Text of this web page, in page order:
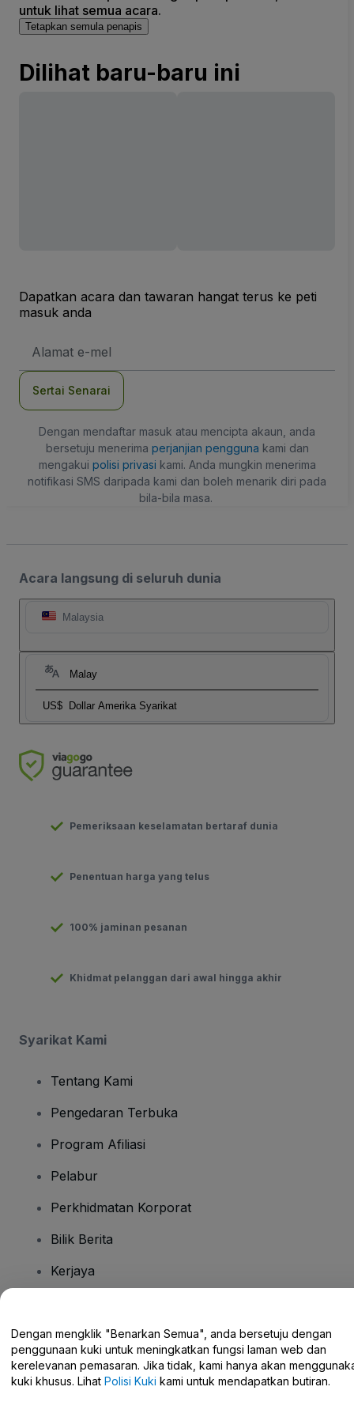
untuk lihat semua acara.
Tetapkan semula penapis
Dilihat baru-baru ini
Dapatkan acara dan tawaran hangat terus ke peti
masuk anda
E-
Sertai Senarai
Dengan mendaftar masuk atau mencipta akaun, anda
bersetuju menerima perjanjian pengguna kami dan
mengakui polisi privasi kami. Anda mungkin menerima
notifikasi SMS daripada kami dan boleh menarik diri pada
bila-bila masa.
Acara langsung di seluruh dunia
Malaysia
Malay
US$ Dollar Amerika Syarikat
Pemeriksaan keselamatan bertaraf dunia
Penentuan harga yang telus
100% jaminan pesanan
Khidmat pelanggan dari awal hingga akhir
Syarikat Kami
Tentang Kami
Pengedaran Terbuka
Program Afiliasi
Pelabur
Perkhidmatan Korporat
Bilik Berita
Kerjaya
Pusat Bantuan / Hubungi Kami
Dengan mengklik "Benarkan Semua", anda bersetuju dengan
penggunaan kuki untuk meningkatkan fungsi laman web dan
kerelevanan pemasaran. Jika tidak, kami hanya akan
kuki khusus. Lihat Polisi Kuki kami untuk mendapatkan butiran.